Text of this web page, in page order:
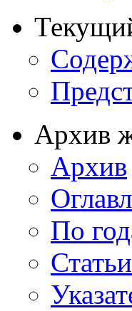
Архив
Архив
По